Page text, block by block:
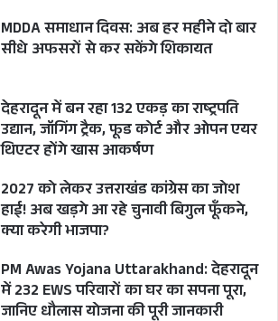
MDDA समाधान दिवस: अब हर महीने दो बार
सीधे अफसरों से कर सकेंगे शिकायत
देहरादून में बन रहा 132 एकड़ का राष्ट्रपति
उद्यान, जॉगिंग ट्रैक, फूड कोर्ट और ओपन एयर
थिएटर होंगे खास आकर्षण
2027 को लेकर उत्तराखंड कांग्रेस का जोश
हाई! अब खड़गे आ रहे चुनावी बिगुल फूँकने,
क्या करेगी भाजपा?
PM Awas Yojana Uttarakhand: देहरादून
में 232 EWS परिवारों का घर का सपना पूरा,
जानिए धौलास योजना की पूरी जानकारी